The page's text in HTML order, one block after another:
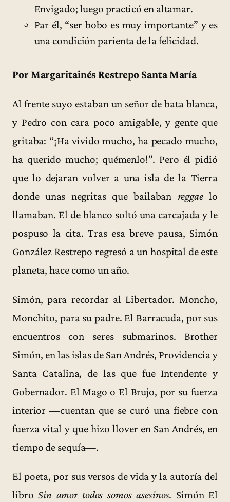
Envigado; luego practicó en altamar.
Par él, “ser bobo es muy importante” y es
una condición parienta de la felicidad.
Por Margaritainés Restrepo Santa María
Al frente suyo estaban un señor de bata blanca,
y Pedro con cara poco amigable, y gente que
gritaba: “¡Ha vivido mucho, ha pecado mucho,
ha querido mucho; quémenlo!”. Pero él pidió
que lo dejaran volver a una isla de la Tierra
donde unas negritas que bailaban reggaelo
llamaban. El de blanco soltó una carcajada y le
pospuso la cita. Tras esa breve pausa, Simón
González Restrepo regresó a un hospital de este
planeta, hace como un año.
Simón, para recordar al Libertador. Moncho,
Monchito, para su padre. El Barracuda, por sus
encuentros con seres submarinos. Brother
Simón, en las islas de San Andrés, Providencia y
Santa Catalina, de las que fue Intendente y
Gobernador. El Mago o El Brujo, por su fuerza
interior —cuentan que se curó una fiebre con
fuerza vital y que hizo llover en San Andrés, en
tiempo de sequía—.
El poeta, por sus versos de vida y la autoría del
libroSin amor todos somos asesinos. Simón El